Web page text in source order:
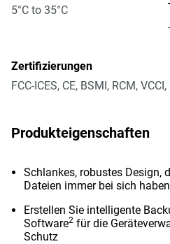
5°C to 35°C
Zertifizierungen
FCC-ICES, CE, BSMI, RCM,
Produkteigenschaften
Schlankes, robustes Design,
Dateien immer bei sich haben
Erstellen Sie intelligente
Software2 für die
Schutz